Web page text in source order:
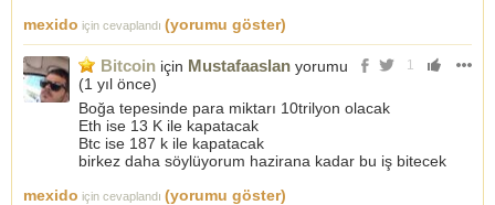
mexido için cevaplandı (yorumu göster)
1
Bitcoin için Mustafaaslan yorumu
(1 yıl önce)
Boğa tepesinde para miktarı 10trilyon olacak
Eth ise 13 K ile kapatacak
Btc ise 187 k ile kapatacak
birkez daha söylüyorum hazirana kadar bu iş bitecek
mexido için cevaplandı (yorumu göster)